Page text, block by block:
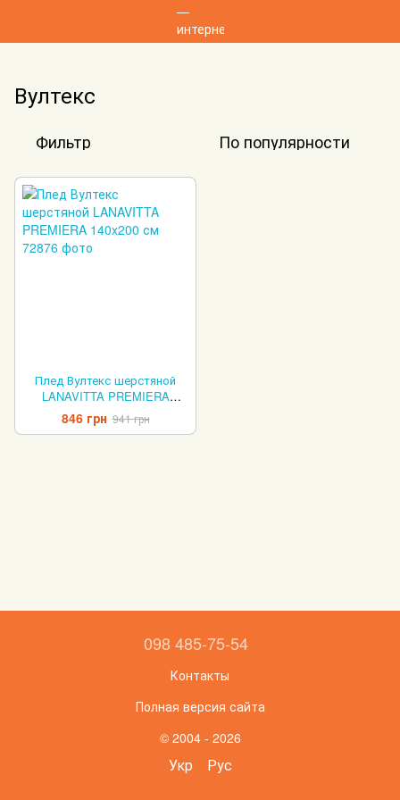
Вултекс
Фильтр По популярности
Плед Вултекс шерстяной
LANAVITTA PREMIERA
140x200 см
846 грн 941 грн
098 485-75-54
Контакты
Полная версия сайта
© 2004 - 2026
Укр Рус